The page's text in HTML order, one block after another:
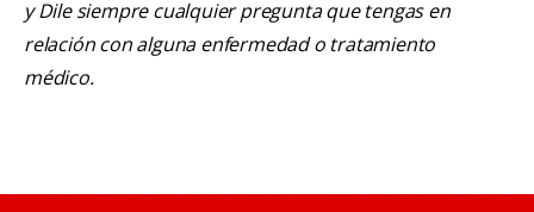
y Dile siempre cualquier pregunta que tengas en
relación con alguna enfermedad o tratamiento
médico.